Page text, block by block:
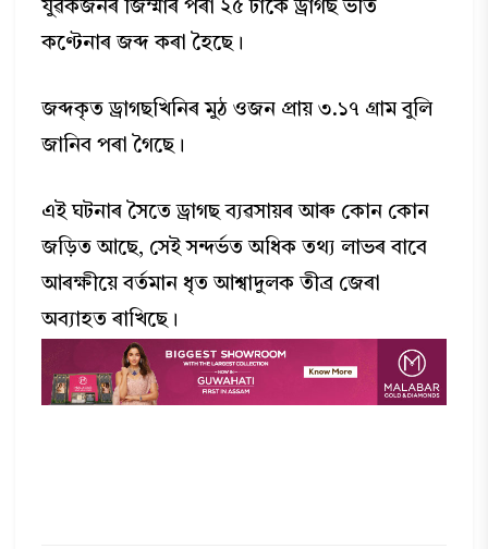
যুৱকজনৰ জিম্মাৰ পৰা ২৫ টাকৈ ড্ৰাগছ ভৰ্তি
কণ্টেনাৰ জব্দ কৰা হৈছে।
জব্দকৃত ড্ৰাগছখিনিৰ মুঠ ওজন প্ৰায় ৩.১৭ গ্ৰাম বুলি
জানিব পৰা গৈছে।
এই ঘটনাৰ সৈতে ড্ৰাগছ ব্যৱসায়ৰ আৰু কোন কোন
জড়িত আছে, সেই সন্দৰ্ভত অধিক তথ্য লাভৰ বাবে
আৰক্ষীয়ে বৰ্তমান ধৃত আশ্বাদুলক তীব্ৰ জেৰা
অব্যাহত ৰাখিছে।